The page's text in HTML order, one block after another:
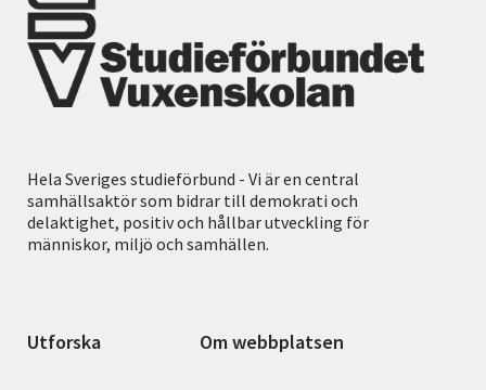
Hela Sveriges studieförbund - Vi är en central
samhällsaktör som bidrar till demokrati och
delaktighet, positiv och hållbar utveckling för
människor, miljö och samhällen.
Utforska Om webbplatsen